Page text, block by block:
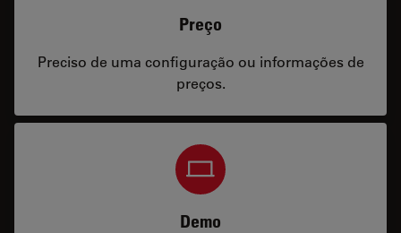
Preço
Preciso de uma configuração ou informações de
preços.
Demo